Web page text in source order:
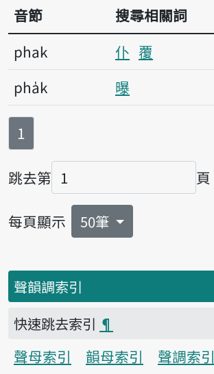
音節
搜尋相關詞
phak
仆 覆
pha̍k
曝
第
1
跳去第
頁碼
頁
每頁顯示 50筆
聲韻調索引
快速跳去索引 ¶
聲母索引
韻母索引
聲調索引